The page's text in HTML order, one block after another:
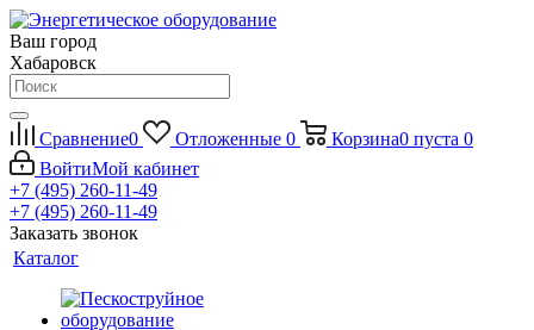
Ваш город
Хабаровск
Сравнение0 Отложенные 0 Корзина0 пуста 0
ВойтиМой кабинет
+7 (495) 260-11-49
+7 (495) 260-11-49
Заказать звонок
Каталог